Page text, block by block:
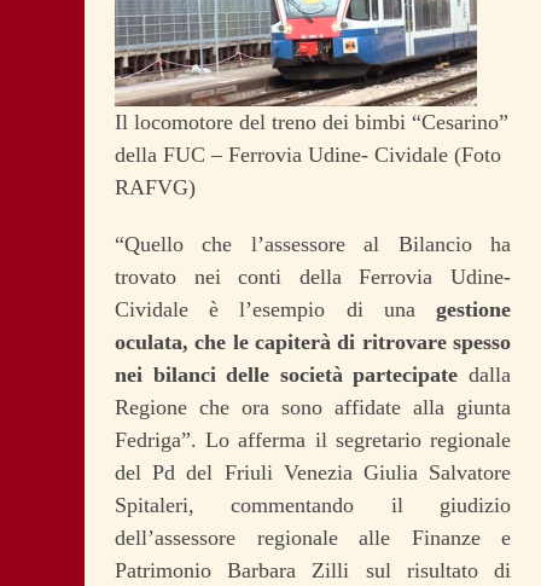
Il locomotore del treno dei bimbi “Cesarino”
della FUC – Ferrovia Udine- Cividale (Foto
RAFVG)
“Quello che l’assessore al Bilancio ha
trovato nei conti della Ferrovia Udine-
Cividale è l’esempio di una gestione
oculata, che le capiterà di ritrovare spesso
nei bilanci delle società partecipate dalla
Regione che ora sono affidate alla giunta
Fedriga”. Lo afferma il segretario regionale
del Pd del Friuli Venezia Giulia Salvatore
Spitaleri, commentando il giudizio
dell’assessore regionale alle Finanze e
Patrimonio Barbara Zilli sul risultato di